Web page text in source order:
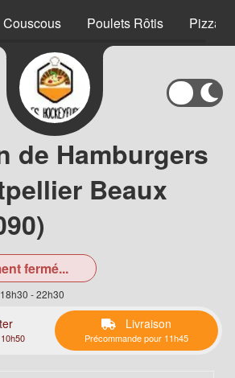
Couscous Poulets Rôtis Pizzas
de Hamburgers
Beaux
fermé...
- 22h30
Livraison
Précommande pour 11h45